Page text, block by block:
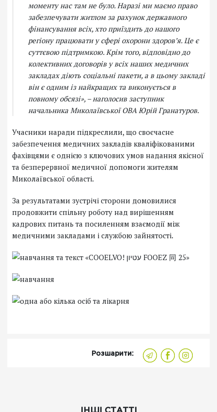
моменту нас там не було. Наразі ми маємо право
забезпечувати житлом за рахунок державного
фінансування всіх, хто приїздить до нашого
регіону працювати у сфері охорони здоров’я. Це є
суттєвою підтримкою. Крім того, відповідно до
колективних договорів у всіх наших медичних
закладах діють соціальні пакети, а в цьому закладі
він є одним із найкращих та виконується в
повному обсязі», – наголосив заступник
начальника Миколаївської ОВА Юрій Гранатуров.
Учасники наради підкреслили, що своєчасне
забезпечення медичних закладів кваліфікованими
фахівцями є однією з ключових умов надання якісної
та безперервної медичної допомоги жителям
Миколаївської області.
За результатами зустрічі сторони домовилися
продовжити спільну роботу над вирішенням
кадрових питань та посиленням взаємодії між
медичними закладами і службою зайнятості.
Розшарити: